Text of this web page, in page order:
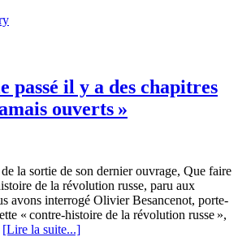
passé il y a des chapitres
ouverts »
la sortie de son dernier ouvrage, Que faire
de la révolution russe, paru aux
avons interrogé Olivier Besancenot, porte-
« contre-histoire de la révolution russe »,
[Lire la suite...]